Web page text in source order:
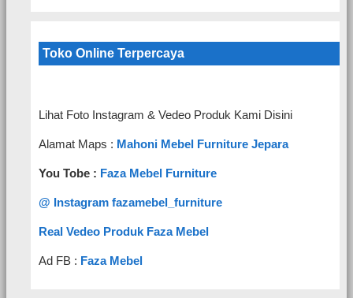
Toko Online Terpercaya
Lihat Foto Instagram & Vedeo Produk Kami Disini
Alamat Maps : Mahoni Mebel Furniture Jepara
You Tobe : Faza Mebel Furniture
@ Instagram fazamebel_furniture
Real Vedeo Produk Faza Mebel
Ad FB : Faza Mebel